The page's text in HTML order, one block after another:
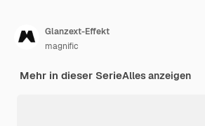
Glanzext-Effekt
magnific
Mehr in dieser SerieAlles anzeigen